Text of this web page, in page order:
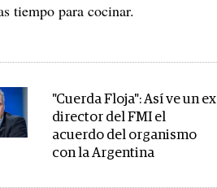
tiempo para cocinar.
"Cuerda Floja": Así ve un ex
director del FMI el
acuerdo del organismo
con la Argentina